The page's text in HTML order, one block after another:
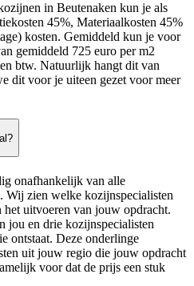
in Beutenaken kun je als
45%, Materiaalkosten 45%
kosten. Gemiddeld kun je voor
gemiddeld 725 euro per m2
btw. Natuurlijk hangt dit van
dit voor je uiteen gezet voor meer
onafhankelijk van alle
Wij zien welke kozijnspecialisten
uitvoeren van jouw opdracht.
jou en drie kozijnspecialisten
ontstaat. Deze onderlinge
uit jouw regio die jouw opdracht
voor dat de prijs een stuk